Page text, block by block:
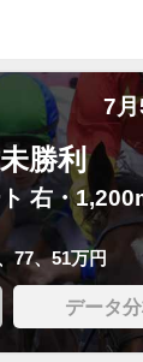
7
勝利
右・
77、51万円
データ